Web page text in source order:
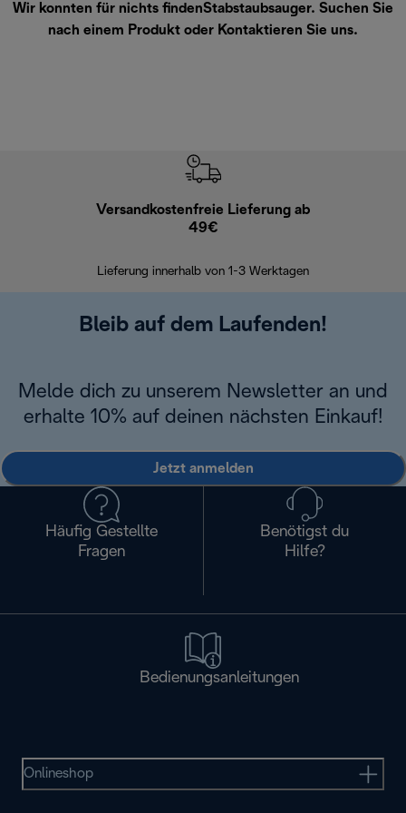
Wir konnten für nichts findenStabstaubsauger. Suchen Sie
nach einem Produkt oder Kontaktieren Sie uns.
Versandkostenfreie Lieferung ab
49€
Lieferung innerhalb von 1-3 Werktagen
Bleib auf dem Laufenden!
Melde dich zu unserem Newsletter an und
erhalte 10% auf deinen nächsten Einkauf!
Jetzt anmelden
Häufig Gestellte
Fragen
Benötigst du
Hilfe?
Bedienungsanleitungen
Onlineshop